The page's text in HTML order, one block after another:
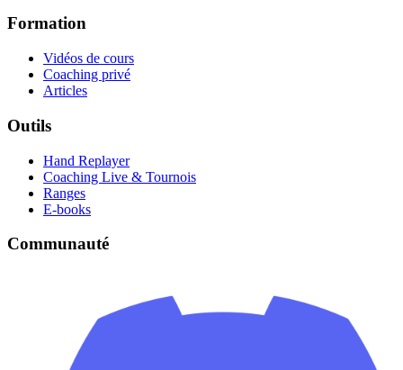
Formation
Vidéos de cours
Coaching privé
Articles
Outils
Hand Replayer
Coaching Live & Tournois
Ranges
E-books
Communauté